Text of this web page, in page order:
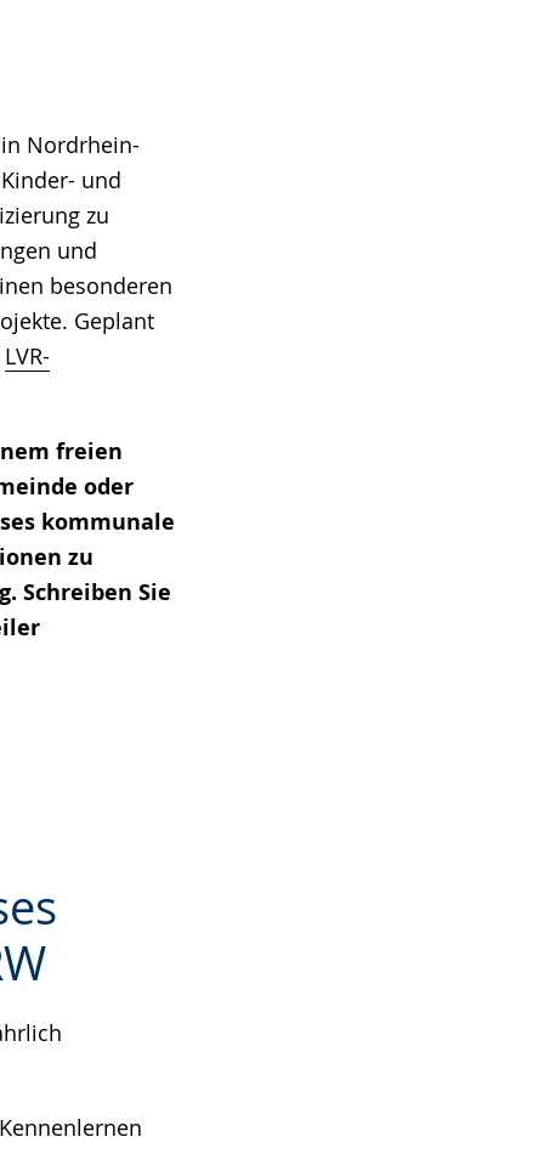
Nordrhein-
und
zu
und
besonderen
Geplant
LVR-
freien
oder
kommunale
zu
Schreiben Sie